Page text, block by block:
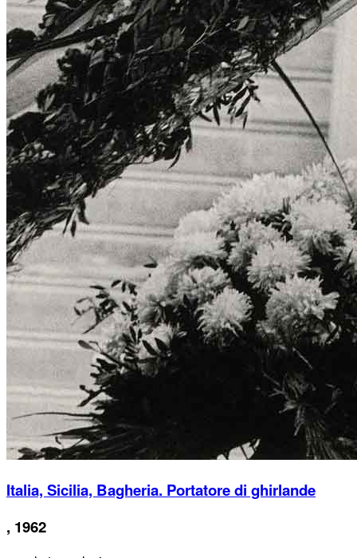
Italia, Sicilia, Bagheria. Portatore di ghirlande
, 1962